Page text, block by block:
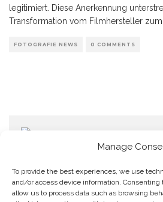
Manage
To provide the best experiences, we use
and/or access device information.
allow us to process data such as browsing
legitimiert. Diese Anerkennung
Transformation vom Filmhersteller
FOTOGRAFIE NEWS 0 COMMENTS
Home